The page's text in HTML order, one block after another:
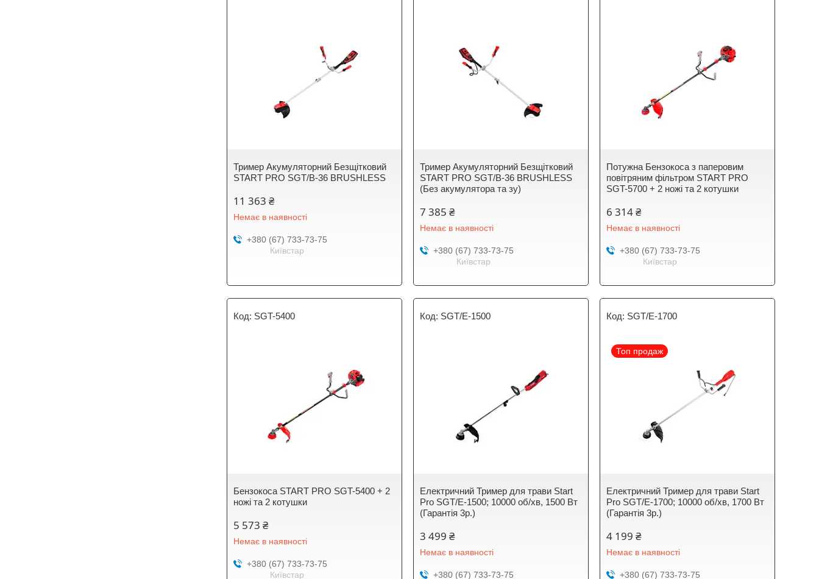
Тример Акумуляторний Безщітковий
START PRO SGT/B-36 BRUSHLESS
11 363 ₴
Немає в наявності
+380 (67) 733-73-75
Київстар
Тример Акумуляторний Безщітковий
START PRO SGT/B-36 BRUSHLESS
(Без акумулятора та зу)
7 385 ₴
Немає в наявності
+380 (67) 733-73-75
Київстар
Потужна Бензокоса з паперовим
повітряним фільтром START PRO
SGT-5700 + 2 ножі та 2 котушки
6 314 ₴
Немає в наявності
+380 (67) 733-73-75
Київстар
SGT-5400
Бензокоса START PRO SGT-5400 + 2
ножі та 2 котушки
5 573 ₴
Немає в наявності
+380 (67) 733-73-75
Київстар
SGT/E-1500
Електричний Тример для трави Start
Pro SGT/E-1500; 10000 об/хв, 1500 Вт
(Гарантія 3р.)
3 499 ₴
Немає в наявності
+380 (67) 733-73-75
SGT/E-1700
Топ продаж
Електричний Тример для трави Start
Pro SGT/E-1700; 10000 об/хв, 1700 Вт
(Гарантія 3р.)
4 199 ₴
Немає в наявності
+380 (67) 733-73-75